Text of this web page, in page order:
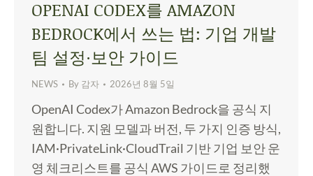
OPENAI CODEX를 AMAZON
BEDROCK에서 쓰는 법: 기업 개발
팀 설정·보안 가이드
NEWS By 감자 2026년 8월 5일
OpenAI Codex가 Amazon Bedrock을 공식 지
원합니다. 지원 모델과 버전, 두 가지 인증 방식,
IAM·PrivateLink·CloudTrail 기반 기업 보안 운
영 체크리스트를 공식 AWS 가이드로 정리했